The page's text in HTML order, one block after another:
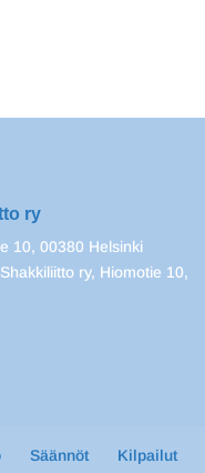
ry
10, 00380 Helsinki
ry, Hiomotie 10,
Säännöt Kilpailut